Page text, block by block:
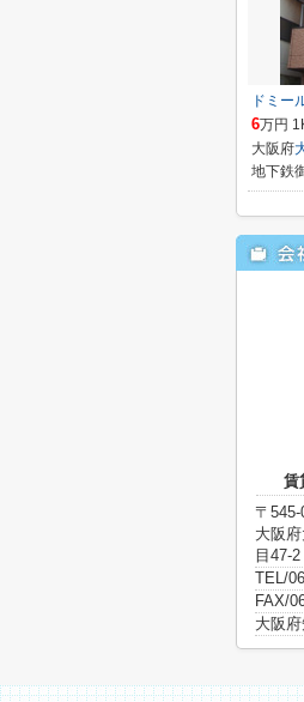
ドミー
6万円
大阪府
地下鉄
賃
〒545-
大阪
目47-
TEL/
FAX/
大阪